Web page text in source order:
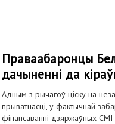
Праваабаронцы
дачыненні да
Адным з рычагоў ціску на
прыватнасці, у фактычнай
фінансаванні дзяржаўных